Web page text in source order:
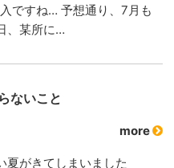
ですね… 予想通り、7月も
、某所に…
ないこと
more
夏がきてしまいました